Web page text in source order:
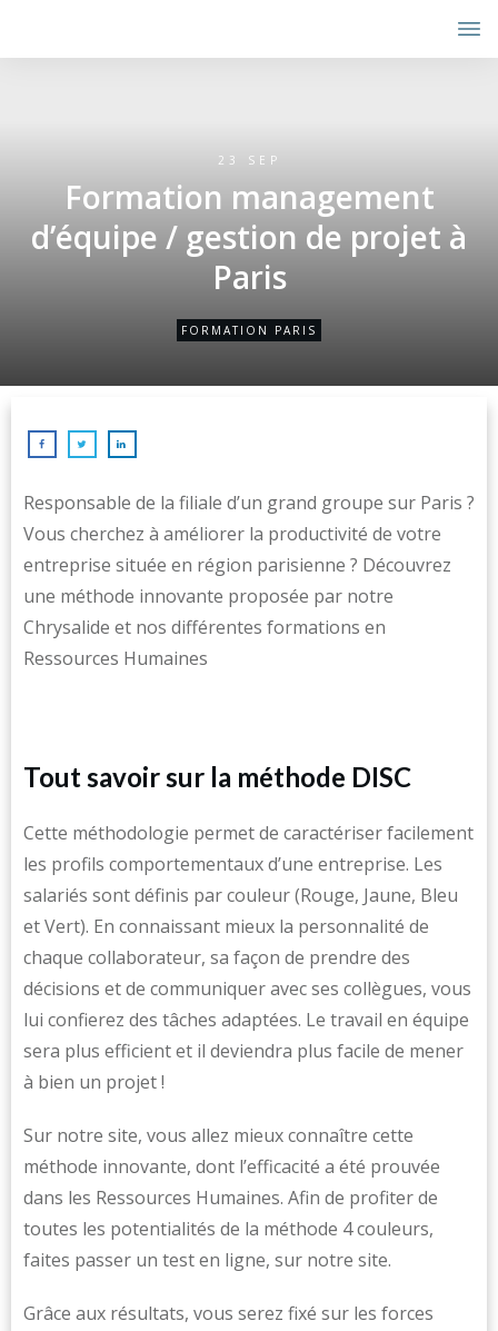
23 SEP
Formation management
d’équipe / gestion de projet à
Paris
FORMATION PARIS
Responsable de la filiale d’un grand groupe sur Paris ?
Vous cherchez à améliorer la productivité de votre
entreprise située en région parisienne ? Découvrez
une méthode innovante proposée par notre
Chrysalide et nos différentes formations en
Ressources Humaines
Tout savoir sur la méthode DISC
Cette méthodologie permet de caractériser facilement
les profils comportementaux d’une entreprise. Les
salariés sont définis par couleur (Rouge, Jaune, Bleu
et Vert). En connaissant mieux la personnalité de
chaque collaborateur, sa façon de prendre des
décisions et de communiquer avec ses collègues, vous
lui confierez des tâches adaptées. Le travail en équipe
sera plus efficient et il deviendra plus facile de mener
à bien un projet !
Sur notre site, vous allez mieux connaître cette
méthode innovante, dont l’efficacité a été prouvée
dans les Ressources Humaines. Afin de profiter de
toutes les potentialités de la méthode 4 couleurs,
faites passer un test en ligne, sur notre site.
Grâce aux résultats, vous serez fixé sur les forces